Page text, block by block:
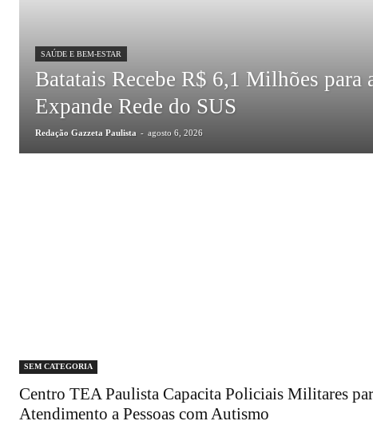
SAÚDE E BEM-ESTAR
Batatais Recebe R$ 6,1 Milhões para
Expande Rede do SUS
Redação Gazzeta Paulista - agosto 6, 2026
SEM CATEGORIA
Centro TEA Paulista Capacita Policiais Militares
Atendimento a Pessoas com Autismo